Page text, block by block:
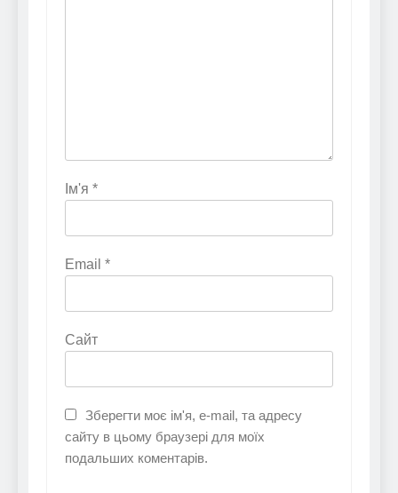
Ім'я *
Email *
Сайт
Зберегти моє ім'я, e-mail, та адресу
сайту в цьому браузері для моїх
подальших коментарів.